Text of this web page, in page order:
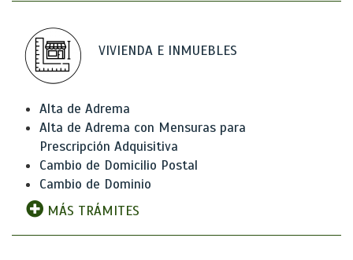
VIVIENDA E INMUEBLES
Alta de Adrema
Alta de Adrema con Mensuras para
Prescripción Adquisitiva
Cambio de Domicilio Postal
Cambio de Dominio
MÁS TRÁMITES